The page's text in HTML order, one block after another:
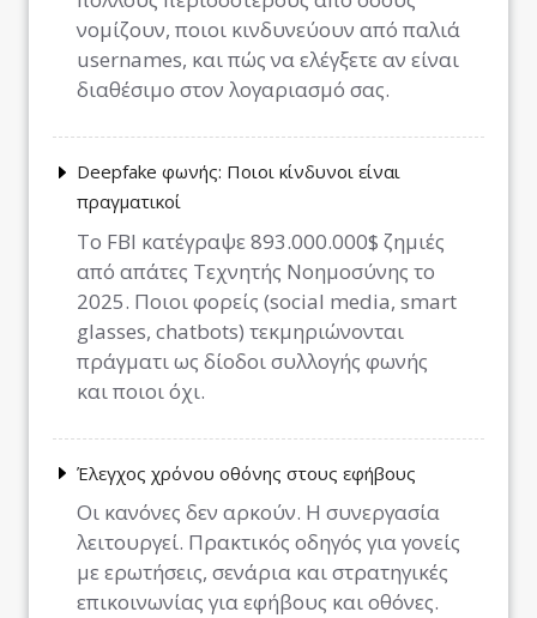
νομίζουν, ποιοι κινδυνεύουν από παλιά
usernames, και πώς να ελέγξετε αν είναι
διαθέσιμο στον λογαριασμό σας.
Deepfake φωνής: Ποιοι κίνδυνοι είναι
πραγματικοί
Το FBI κατέγραψε 893.000.000$ ζημιές
από απάτες Τεχνητής Νοημοσύνης το
2025. Ποιοι φορείς (social media, smart
glasses, chatbots) τεκμηριώνονται
πράγματι ως δίοδοι συλλογής φωνής
και ποιοι όχι.
Έλεγχος χρόνου οθόνης στους εφήβους
Οι κανόνες δεν αρκούν. Η συνεργασία
λειτουργεί. Πρακτικός οδηγός για γονείς
με ερωτήσεις, σενάρια και στρατηγικές
επικοινωνίας για εφήβους και οθόνες.